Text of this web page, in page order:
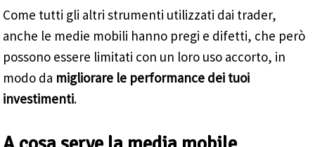
Come tutti gli altri strumenti utilizzati dai trader,
anche le medie mobili hanno pregi e difetti, che però
possono essere limitati con un loro uso accorto, in
modo da migliorare le performance dei tuoi
investimenti.